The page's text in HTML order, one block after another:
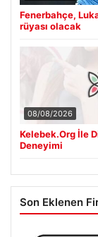
Fenerbahçe,
rüyası olacak
08/08/2026
Kelebek.Org İle
Deneyimi
Son Eklenen